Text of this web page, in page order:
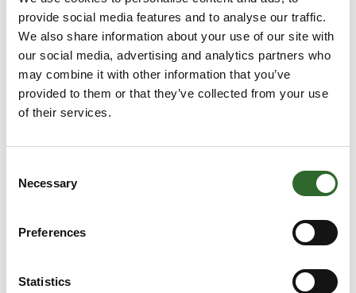
provide social media features and to analyse our traffic.
We also share information about your use of our site with
our social media, advertising and analytics partners who
may combine it with other information that you’ve
provided to them or that they’ve collected from your use
of their services.
Selection
Necessary
Preferences
Statistics
Multifix-serien udvides
Multifix-serien udvides med introduktionen af